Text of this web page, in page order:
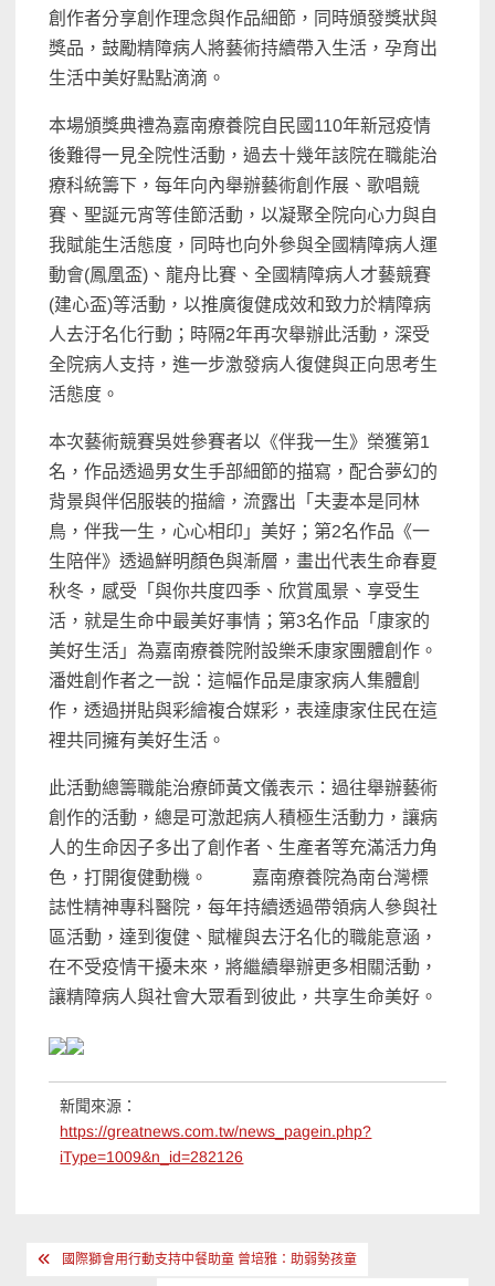
創作者分享創作理念與作品細節，同時頒發獎狀與
獎品，鼓勵精障病人將藝術持續帶入生活，孕育出
生活中美好點點滴滴。
本場頒獎典禮為嘉南療養院自民國110年新冠疫情
後難得一見全院性活動，過去十幾年該院在職能治
療科統籌下，每年向內舉辦藝術創作展、歌唱競
賽、聖誕元宵等佳節活動，以凝聚全院向心力與自
我賦能生活態度，同時也向外參與全國精障病人運
動會(鳳凰盃)、龍舟比賽、全國精障病人才藝競賽
(建心盃)等活動，以推廣復健成效和致力於精障病
人去汙名化行動；時隔2年再次舉辦此活動，深受
全院病人支持，進一步激發病人復健與正向思考生
活態度。
本次藝術競賽吳姓參賽者以《伴我一生》榮獲第1
名，作品透過男女生手部細節的描寫，配合夢幻的
背景與伴侶服裝的描繪，流露出「夫妻本是同林
鳥，伴我一生，心心相印」美好；第2名作品《一
生陪伴》透過鮮明顏色與漸層，畫出代表生命春夏
秋冬，感受「與你共度四季、欣賞風景、享受生
活，就是生命中最美好事情；第3名作品「康家的
美好生活」為嘉南療養院附設樂禾康家團體創作。
潘姓創作者之一說：這幅作品是康家病人集體創
作，透過拼貼與彩繪複合媒彩，表達康家住民在這
裡共同擁有美好生活。
此活動總籌職能治療師黃文儀表示：過往舉辦藝術
創作的活動，總是可激起病人積極生活動力，讓病
人的生命因子多出了創作者、生產者等充滿活力角
色，打開復健動機。 嘉南療養院為南台灣標
誌性精神專科醫院，每年持續透過帶領病人參與社
區活動，達到復健、賦權與去汙名化的職能意涵，
在不受疫情干擾未來，將繼續舉辦更多相關活動，
讓精障病人與社會大眾看到彼此，共享生命美好。
新聞來源：
https://greatnews.com.tw/news_pagein.php?
iType=1009&n_id=282126
文 國際獅會用行動支持中餐助童 曾培雅：助弱勢孩童